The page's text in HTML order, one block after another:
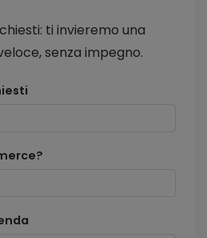
ti invieremo una
senza impegno.